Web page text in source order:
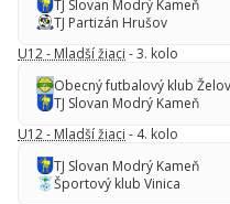
TJ Slovan Modrý Kameň
TJ Partizán Hrušov
U12 - Mladší žiaci - 3. kolo
Obecný futbalový klub
TJ Slovan Modrý Kameň
U12 - Mladší žiaci - 4. kolo
TJ Slovan Modrý Kameň
Športový klub Vinica